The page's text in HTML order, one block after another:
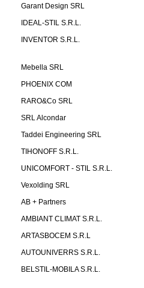
Garant Design SRL
IDEAL-STIL S.R.L.
INVENTOR S.R.L.
Mebella SRL
PHOENIX COM
RARO&Co SRL
SRL Alcondar
Taddei Engineering SRL
TIHONOFF S.R.L.
UNICOMFORT - STIL S.R.L.
Vexolding SRL
AB + Partners
AMBIANT CLIMAT S.R.L.
ARTASBOCEM S.R.L
AUTOUNIVERRS S.R.L.
BELSTIL-MOBILA S.R.L.